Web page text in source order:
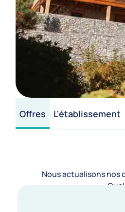
Offres L'établissement
Nous actualisons nos